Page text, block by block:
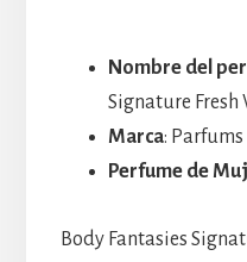
Nombre del
Signature
Marca: Parfums
Perfume de
Body Fantasies